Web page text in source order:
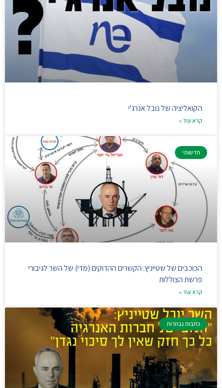
הקואליציה של נובל אנרג'י
קרא עוד »
חדשותי
הכוכבים של שטייניץ: הקשרים ההדוקים (מדי) של השר לגיבורי
פרשת הצוללות
קרא עוד »
כתבות נבחרות